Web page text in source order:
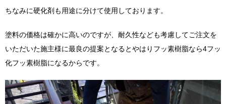
ちなみに硬化剤も用途に分けて使用しております。
塗料の価格は確かに高いのですが、耐久性なども考慮してご注文を
いただいた施主様に最良の提案となるとやはりフッ素樹脂なら4フッ
化フッ素樹脂になるからです。